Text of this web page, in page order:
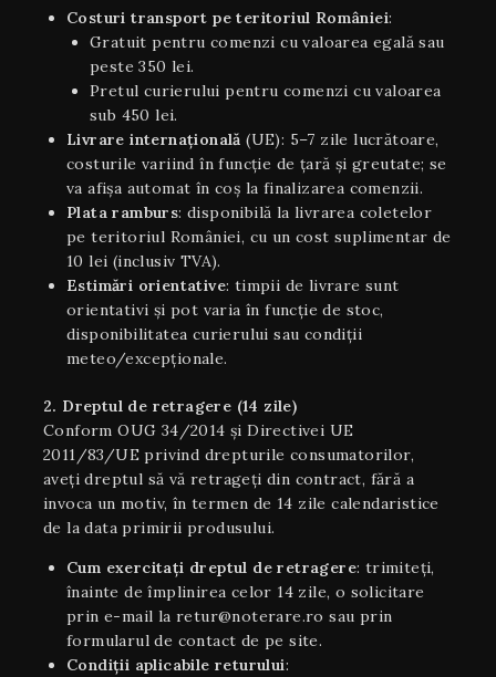
Costuri transport pe teritoriul României:
Gratuit pentru comenzi cu valoarea egală sau
peste 350 lei.
Pretul curierului pentru comenzi cu valoarea
sub 450 lei.
Livrare internaţională (UE): 5–7 zile lucrătoare,
costurile variind în funcție de țară și greutate; se
va afișa automat în coș la finalizarea comenzii.
Plata ramburs: disponibilă la livrarea coletelor
pe teritoriul României, cu un cost suplimentar de
10 lei (inclusiv TVA).
Estimări orientative: timpii de livrare sunt
orientativi şi pot varia în funcție de stoc,
disponibilitatea curierului sau condiții
meteo/excepționale.
2. Dreptul de retragere (14 zile)
Conform OUG 34/2014 și Directivei UE
2011/83/UE privind drepturile consumatorilor,
aveți dreptul să vă retrageți din contract, fără a
invoca un motiv, în termen de 14 zile calendaristice
de la data primirii produsului.
Cum exercitați dreptul de retragere: trimiteți,
înainte de împlinirea celor 14 zile, o solicitare
prin e-mail la retur@noterare.ro sau prin
formularul de contact de pe site.
Condiţii aplicabile returului: